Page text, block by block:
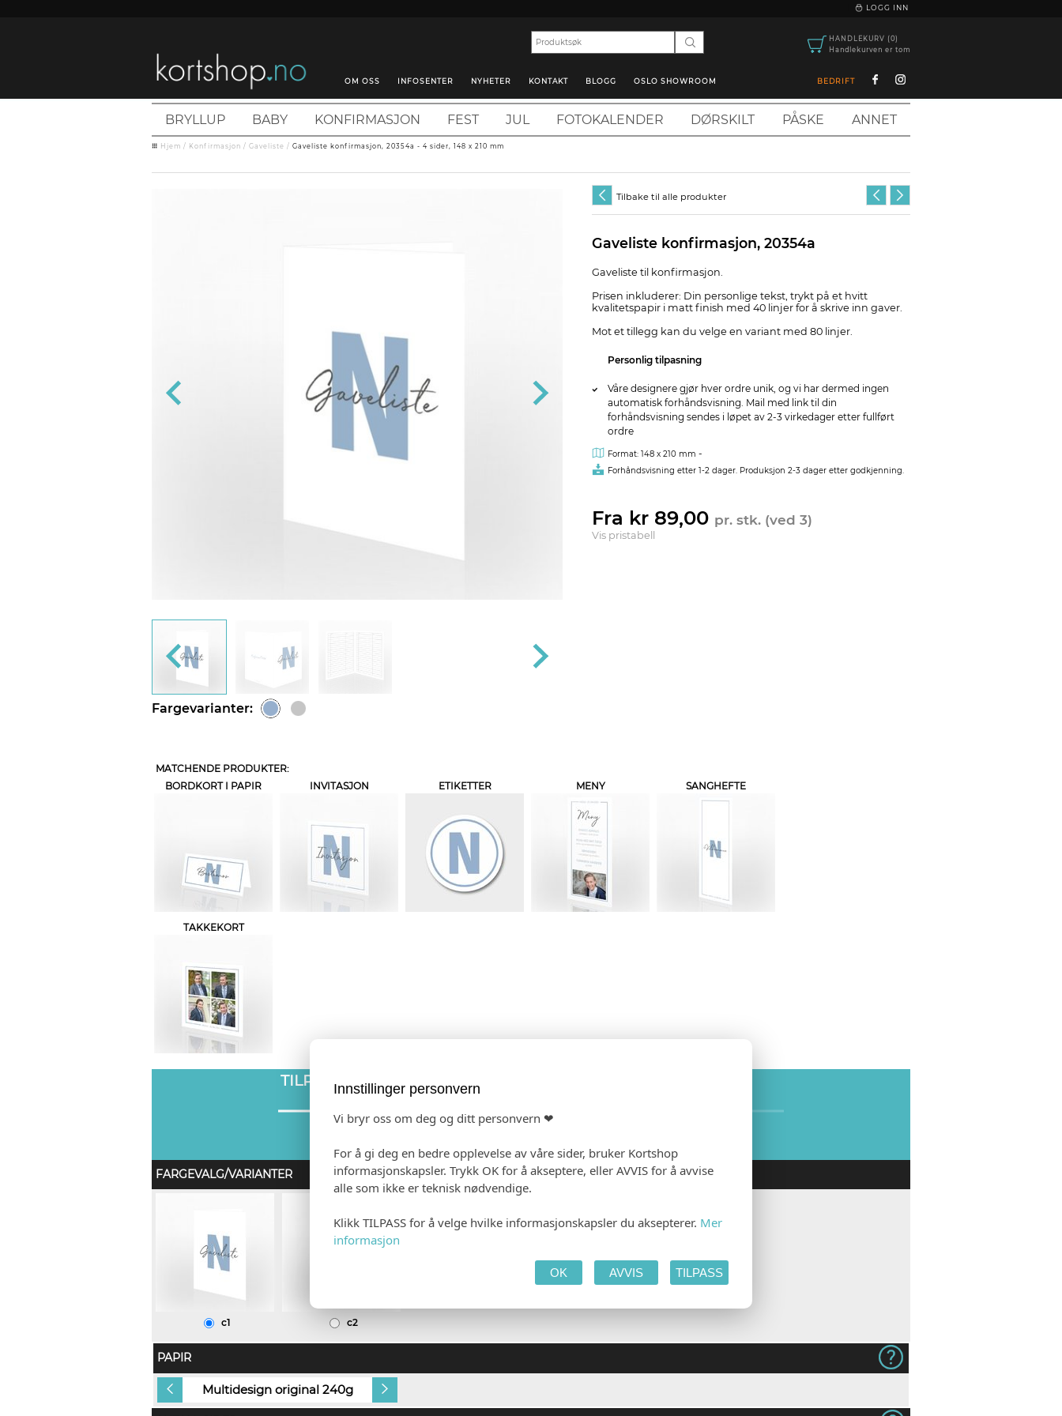
LOGG INN
HANDLEKURV (0)
Handlekurven er tom
OM OSS INFOSENTER NYHETER KONTAKT BLOGG OSLO SHOWROOM BEDRIFT
BRYLLUP BABY KONFIRMASJON FEST JUL FOTOKALENDER DØRSKILT PÅSKE ANNET
Hjem / Konfirmasjon / Gaveliste / Gaveliste konfirmasjon, 20354a - 4 sider, 148 x 210 mm
Fargevarianter:
Tilbake til alle produkter
Gaveliste konfirmasjon, 20354a
Gaveliste til konfirmasjon.
Prisen inkluderer: Din personlige tekst, trykt på et hvitt
kvalitetspapir i matt finish med 40 linjer for å skrive inn gaver.
Mot et tillegg kan du velge en variant med 80 linjer.
Personlig tilpasning
Våre designere gjør hver ordre unik, og vi har dermed ingen
automatisk forhåndsvisning. Mail med link til din
forhåndsvisning sendes i løpet av 2-3 virkedager etter fullført
ordre
Format: 148 x 210 mm -
Forhåndsvisning etter 1-2 dager. Produksjon 2-3 dager etter godkjenning.
Fra kr 89,00 pr. stk. (ved 3)
Vis pristabell
MATCHENDE PRODUKTER:
BORDKORT I PAPIR
INVITASJON ETIKETTER MENY SANGHEFTE
TAKKEKORT
TILPASS PRODUKTET
FARGEVALG/VARIANTER
c1 c2
PAPIR
Multidesign original 240g
Innstillinger personvern
Vi bryr oss om deg og ditt personvern ❤
For å gi deg en bedre opplevelse av våre sider, bruker Kortshop
informasjonskapsler. Trykk OK for å akseptere, eller AVVIS for å avvise
alle som ikke er teknisk nødvendige.
Klikk TILPASS for å velge hvilke informasjonskapsler du aksepterer. Mer
informasjon
OK AVVIS TILPASS